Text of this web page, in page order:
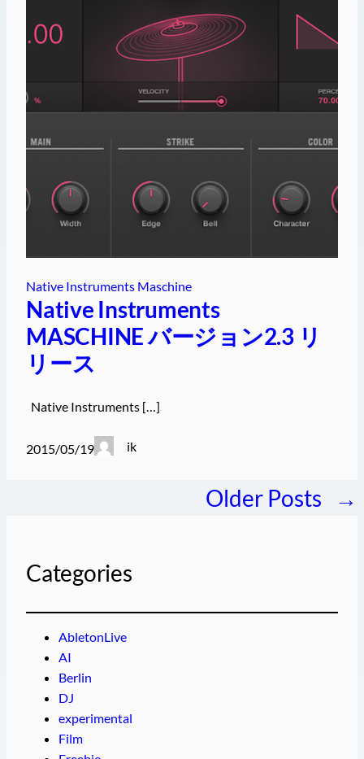
Native Instruments Maschine
Native Instruments
MASCHINE バージョン2.3 リ
リース
Native Instruments […]
2015/05/19 ik
Older Posts →
Categories
AbletonLive
AI
Berlin
DJ
experimental
Film